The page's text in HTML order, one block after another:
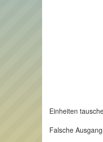
Einheiten
Falsche